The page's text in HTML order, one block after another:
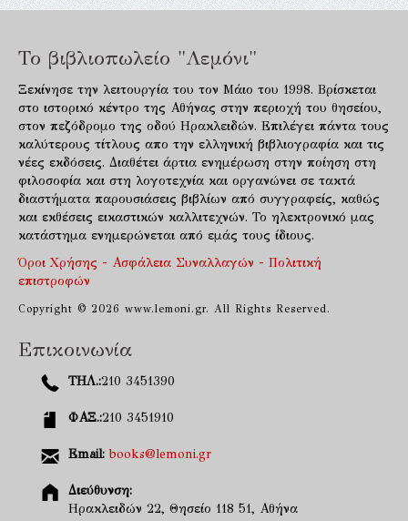
Το βιβλιοπωλείο "Λεμόνι"
Ξεκίνησε την λειτουργία του τον Μάιο του 1998. Βρίσκεται
στο ιστορικό κέντρο της Αθήνας στην περιοχή του θησείου,
στον πεζόδρομο της οδού Ηρακλειδών. Επιλέγει πάντα τους
καλύτερους τίτλους απο την ελληνική βιβλιογραφία και τις
νέες εκδόσεις. Διαθέτει άρτια ενημέρωση στην ποίηση στη
φιλοσοφία και στη λογοτεχνία και οργανώνει σε τακτά
διαστήματα παρουσιάσεις βιβλίων από συγγραφείς, καθώς
και εκθέσεις εικαστικών καλλιτεχνών. Το ηλεκτρονικό μας
κατάστημα ενημερώνεται από εμάς τους ίδιους.
Όροι Χρήσης - Ασφάλεια Συναλλαγών - Πολιτική
επιστροφών
Copyright © 2026 www.lemoni.gr. All Rights Reserved.
Επικοινωνία
ΤΗΛ.:210 3451390
ΦΑΞ.:210 3451910
Email: books@lemoni.gr
Διεύθυνση:
Ηρακλειδών 22, Θησείο 118 51, Αθήνα